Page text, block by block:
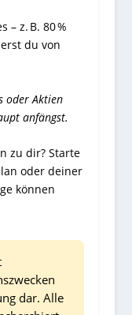
z. B. 80 %
du von
oder Aktien
anfängst.
zu dir? Starte
oder deiner
können
dar. Alle